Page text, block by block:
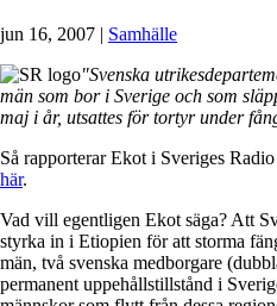
jun 16, 2007 | Samhälle
"Svenska
män som bor i Sverige och som
maj i år, utsattes för tortyr under
Så rapporterar Ekot i Sveriges
här.
Vad vill egentligen Ekot säga? Att
styrka in i Etiopien för att storma
män, två svenska medborgare
permanent uppehållstillstånd i